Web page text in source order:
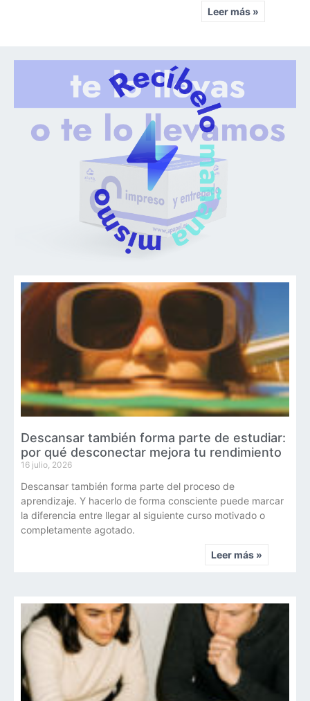
Leer más »
Descansar también forma parte de estudiar:
por qué desconectar mejora tu rendimiento
16 julio, 2026
Descansar también forma parte del proceso de
aprendizaje. Y hacerlo de forma consciente puede marcar
la diferencia entre llegar al siguiente curso motivado o
completamente agotado.
Leer más »